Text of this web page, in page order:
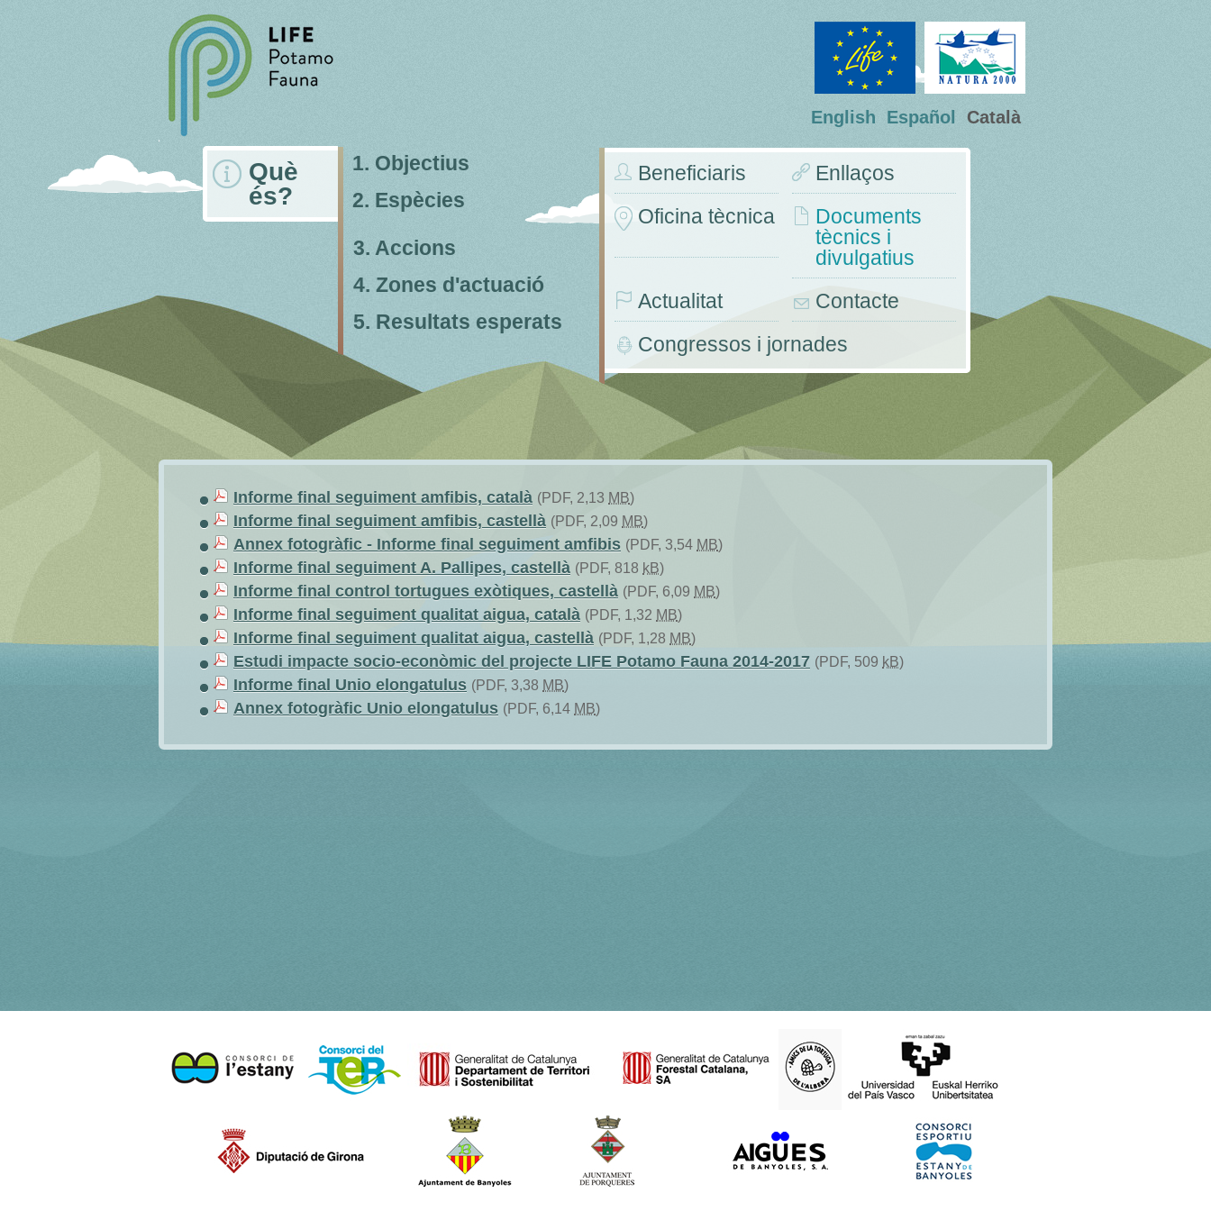
Català
Español
English
Què
és?
1. Objectius
2. Espècies
3. Accions
4. Zones d'actuació
5. Resultats esperats
Beneficiaris
Enllaços
Oficina tècnica
Documents
tècnics i
divulgatius
Actualitat
Contacte
Congressos i jornades
Informe final seguiment amfibis, català (PDF, 2,13 MB)
Informe final seguiment amfibis, castellà (PDF, 2,09 MB)
Annex fotogràfic - Informe final seguiment amfibis (PDF, 3,54 MB)
Informe final seguiment A. Pallipes, castellà (PDF, 818 kB)
Informe final control tortugues exòtiques, castellà (PDF, 6,09 MB)
Informe final seguiment qualitat aigua, català (PDF, 1,32 MB)
Informe final seguiment qualitat aigua, castellà (PDF, 1,28 MB)
Estudi impacte socio-econòmic del projecte LIFE Potamo Fauna 2014-2017 (PDF, 509 kB)
Informe final Unio elongatulus (PDF, 3,38 MB)
Annex fotogràfic Unio elongatulus (PDF, 6,14 MB)